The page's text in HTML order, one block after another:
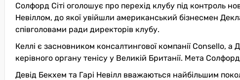
Солфорд Сіті оголошує про перехід клубу під контроль
Невіллом, до якої увійшли американський бізнесмен
співголовами ради директорів клубу.
Келлі є засновником консалтингової компанії Consello, а
керівного органу тенісу у Великій Британії. Мета
Девід Бекхем та Гарі Невілл вважаються найбільшим